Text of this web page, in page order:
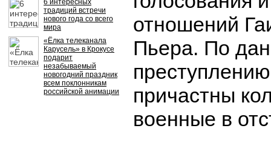
6 интересных
традиций встречи
нового года со всего
мира
«Ёлка телеканала
Карусель» в Крокусе
подарит
незабываемый
новогодний праздник
всем поклонникам
российской анимации
отношений
Пьера. По
причастны
военные в